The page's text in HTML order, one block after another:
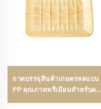
ถาดบรรจุสินค้าเกษตรสดแบบ
PP คุณภาพพรีเมียมสำหรับผล